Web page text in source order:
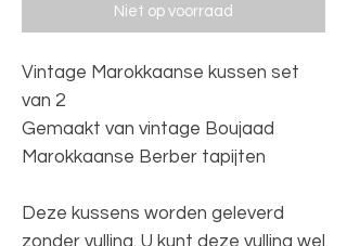
Niet op voorraad
Vintage Marokkaanse kussen set
van 2
Gemaakt van vintage Boujaad
Marokkaanse Berber tapijten
Deze kussens worden geleverd
zonder vulling. U kunt deze vulling wel